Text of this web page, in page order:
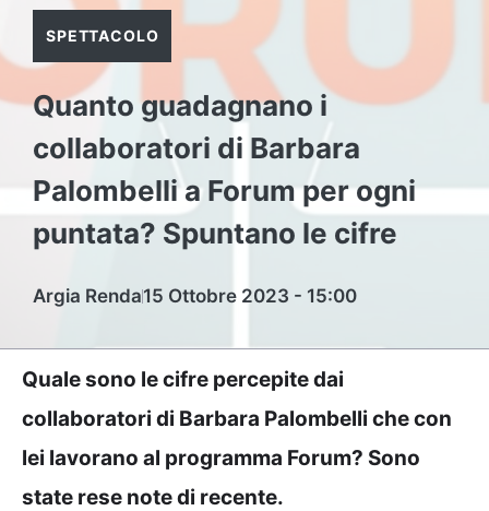
SPETTACOLO
Quanto guadagnano i
collaboratori di Barbara
Palombelli a Forum per ogni
puntata? Spuntano le cifre
Argia Renda15 Ottobre 2023 - 15:00
Quale sono le cifre percepite dai
collaboratori di Barbara Palombelli che con
lei lavorano al programma Forum? Sono
state rese note di recente.